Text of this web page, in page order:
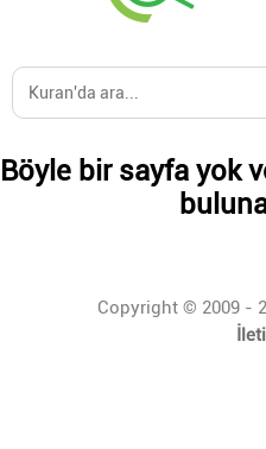
Böyle bir sayfa yok
Copyright © 2009 -